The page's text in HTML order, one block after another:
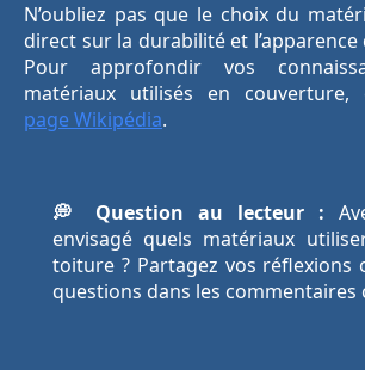
N’oubliez pas que le choix du
direct sur la durabilité et
Pour approfondir vos
matériaux utilisés en couverture,
page Wikipédia.
💭 Question au lecteur :
envisagé quels matériaux
toiture ? Partagez vos réflexions
questions dans les commentaires